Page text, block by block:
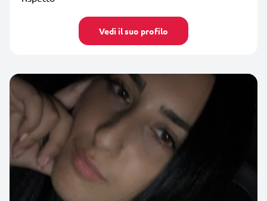
Vedi il suo profilo